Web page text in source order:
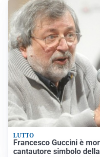
LUTTO
Francesco Guccini è
cantautore simbolo